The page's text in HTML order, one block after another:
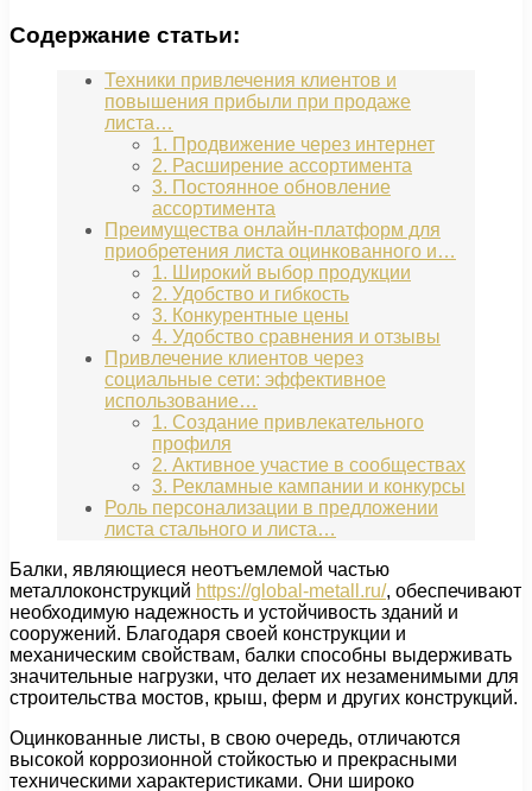
Содержание статьи:
Техники привлечения клиентов и
повышения прибыли при продаже
листа…
1. Продвижение через интернет
2. Расширение ассортимента
3. Постоянное обновление
ассортимента
Преимущества онлайн-платформ для
приобретения листа оцинкованного и…
1. Широкий выбор продукции
2. Удобство и гибкость
3. Конкурентные цены
4. Удобство сравнения и отзывы
Привлечение клиентов через
социальные сети: эффективное
использование…
1. Создание привлекательного
профиля
2. Активное участие в сообществах
3. Рекламные кампании и конкурсы
Роль персонализации в предложении
листа стального и листа…
Балки, являющиеся неотъемлемой частью
металлоконструкций https://global-metall.ru/, обеспечивают
необходимую надежность и устойчивость зданий и
сооружений. Благодаря своей конструкции и
механическим свойствам, балки способны выдерживать
значительные нагрузки, что делает их незаменимыми для
строительства мостов, крыш, ферм и других конструкций.
Оцинкованные листы, в свою очередь, отличаются
высокой коррозионной стойкостью и прекрасными
техническими характеристиками. Они широко